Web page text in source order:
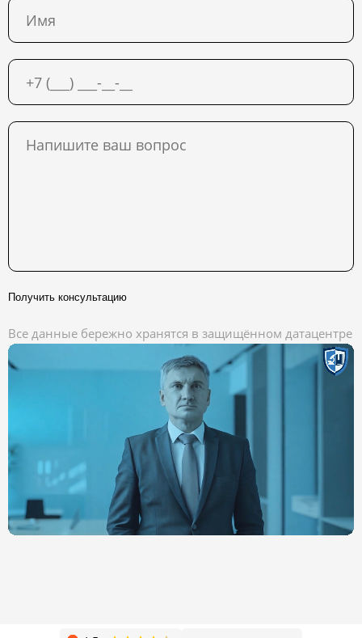
Получить консультацию
Все данные бережно хранятся в защищённом датацентре